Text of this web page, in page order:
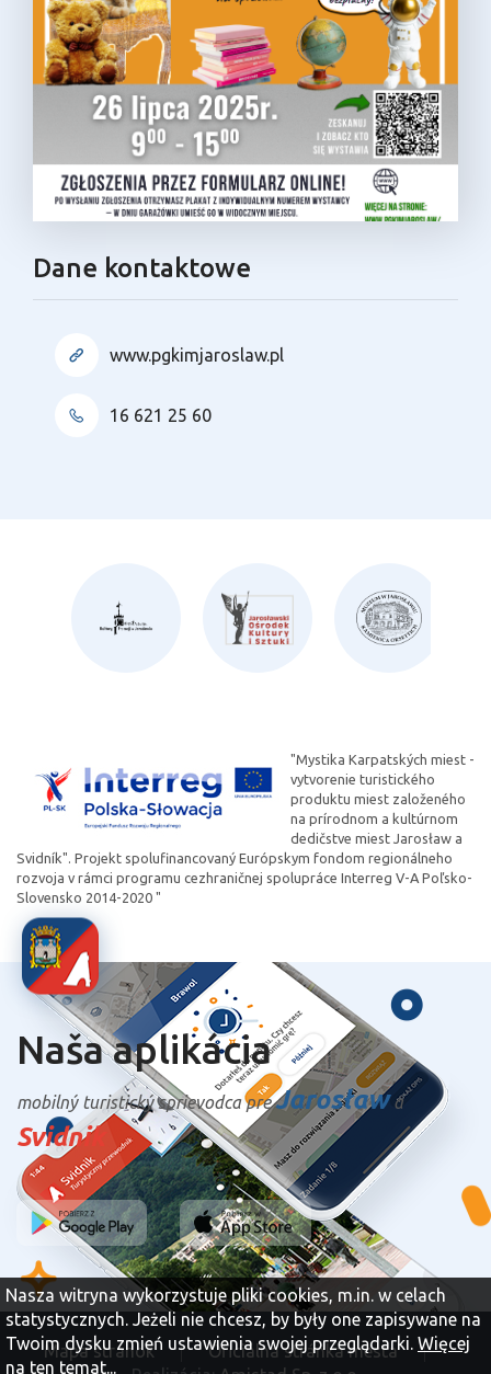
Dane kontaktowe
www.pgkimjaroslaw.pl
16 621 25 60
"Mystika Karpatských miest -
vytvorenie turistického
produktu miest založeného
na prírodnom a kultúrnom
dedičstve miest Jarosław a
Svidník". Projekt spolufinancovaný Európskym fondom regionálneho
rozvoja v rámci programu cezhraničnej spolupráce Interreg V-A Poľsko-
Slovensko 2014-2020 "
Naša aplikácia
mobilný turistický sprievodca preJarosława
Svidnik
Mapa stránok
Oficiálna stránka mesta
Nasza witryna wykorzystuje pliki cookies, m.in. w celach
statystycznych. Jeżeli nie chcesz, by były one zapisywane na
Twoim dysku zmień ustawienia swojej przeglądarki. Więcej
na ten temat...